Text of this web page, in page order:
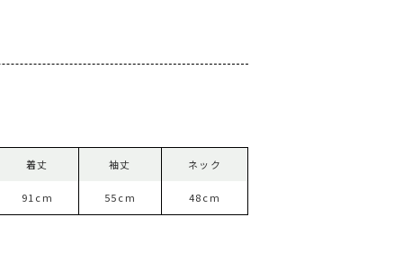
着丈 袖丈 ネック
91cm 55cm 48cm